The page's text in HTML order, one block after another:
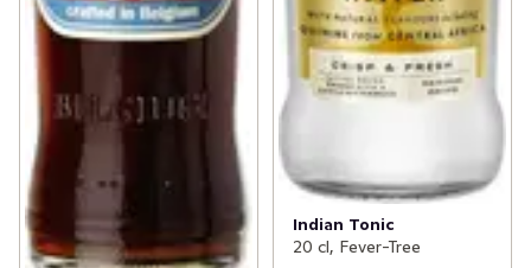
Indian Tonic
20 cl, Fever-Tree